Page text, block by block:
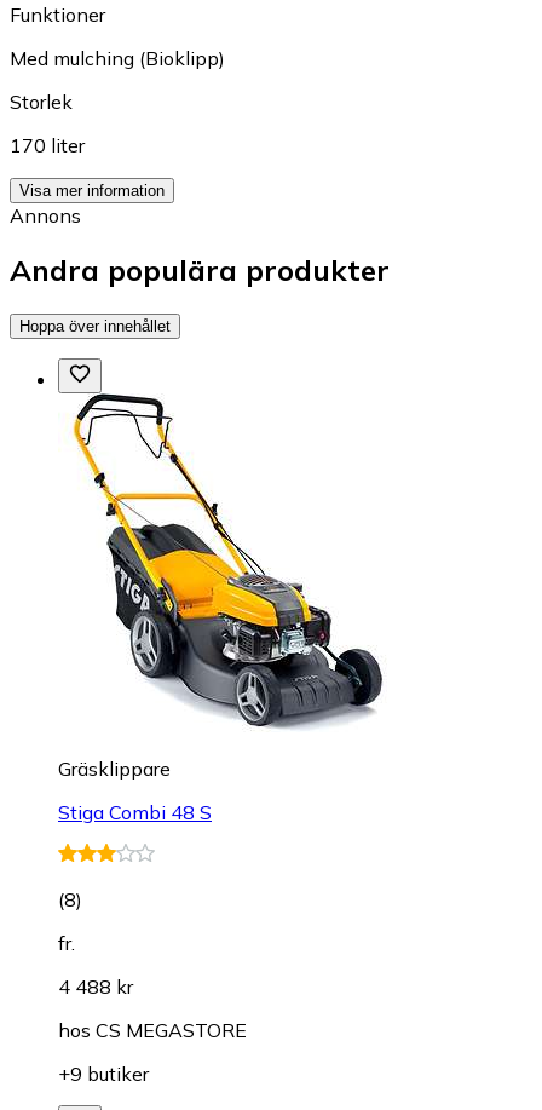
Funktioner
Med mulching (Bioklipp)
Storlek
170 liter
Visa mer information
Annons
Andra populära produkter
Hoppa över innehållet
Gräsklippare
Stiga Combi 48 S
(8)
fr.
4 488 kr
hos CS MEGASTORE
+9 butiker